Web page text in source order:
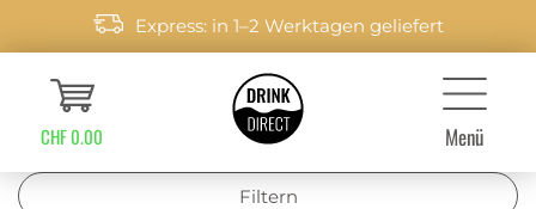
Express: in 1–2 Werktagen geliefert
CHF 0.00 Menü
Filtern